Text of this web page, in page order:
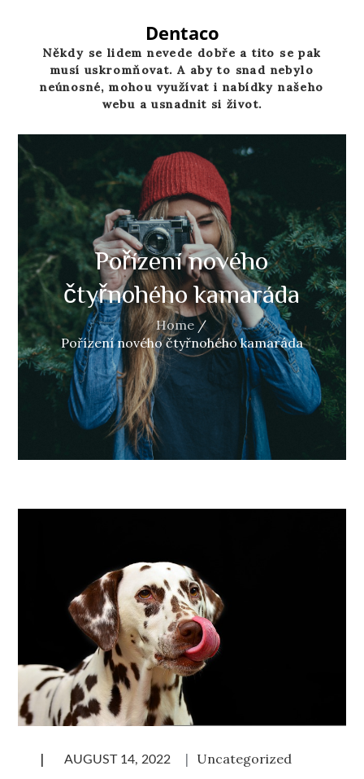
Dentaco
Někdy se lidem nevede dobře a tito se pak
musí uskromňovat. A aby to snad nebylo
neúnosné, mohou využívat i nabídky našeho
webu a usnadnit si život.
Pořízení nového
čtyřnohého kamaráda
Home
Pořízení nového čtyřnohého kamaráda
Uncategorized